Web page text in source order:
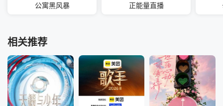
公寓黑风暴 正能量直播
相关推荐